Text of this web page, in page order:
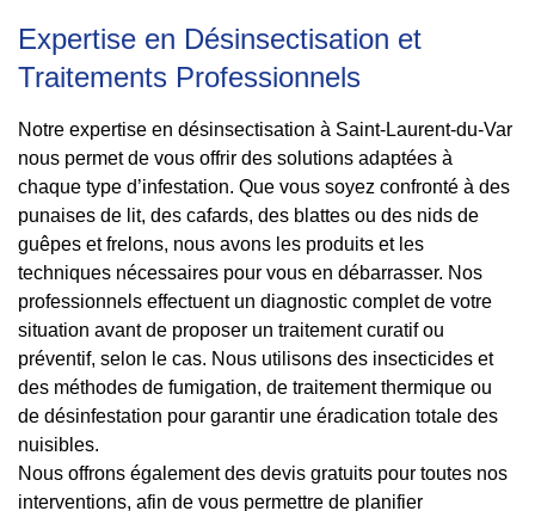
Expertise en Désinsectisation et
Traitements Professionnels
Notre expertise en désinsectisation à Saint-Laurent-du-Var
nous permet de vous offrir des solutions adaptées à
chaque type d’infestation. Que vous soyez confronté à des
punaises de lit, des cafards, des blattes ou des nids de
guêpes et frelons, nous avons les produits et les
techniques nécessaires pour vous en débarrasser. Nos
professionnels effectuent un diagnostic complet de votre
situation avant de proposer un traitement curatif ou
préventif, selon le cas. Nous utilisons des insecticides et
des méthodes de fumigation, de traitement thermique ou
de désinfestation pour garantir une éradication totale des
nuisibles.
Nous offrons également des devis gratuits pour toutes nos
interventions, afin de vous permettre de planifier